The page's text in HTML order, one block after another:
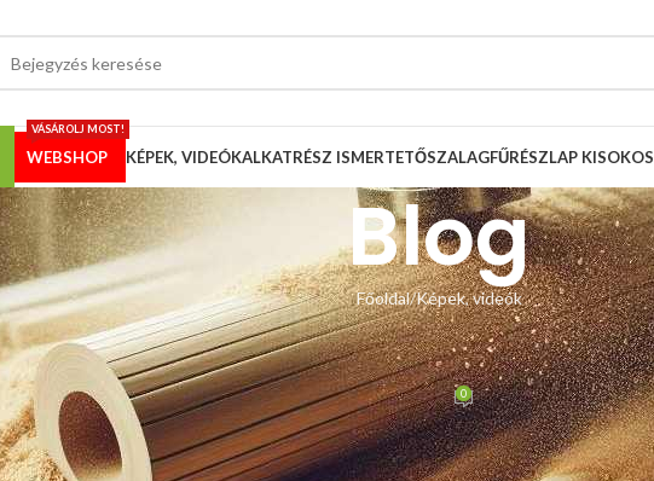
WEBSHOP
VÁSÁROLJ MOST!
KÉPEK, VIDEÓKALKATRÉSZ ISMERTETŐSZALAGFŰRÉSZLAP KISOKOS
Blog
Főoldal Képek, videók
KÉPEK, VIDEÓK
Vásárlói videó
Megosztotta Hoffmann Zsolt Be szeptember 19, 2013 0